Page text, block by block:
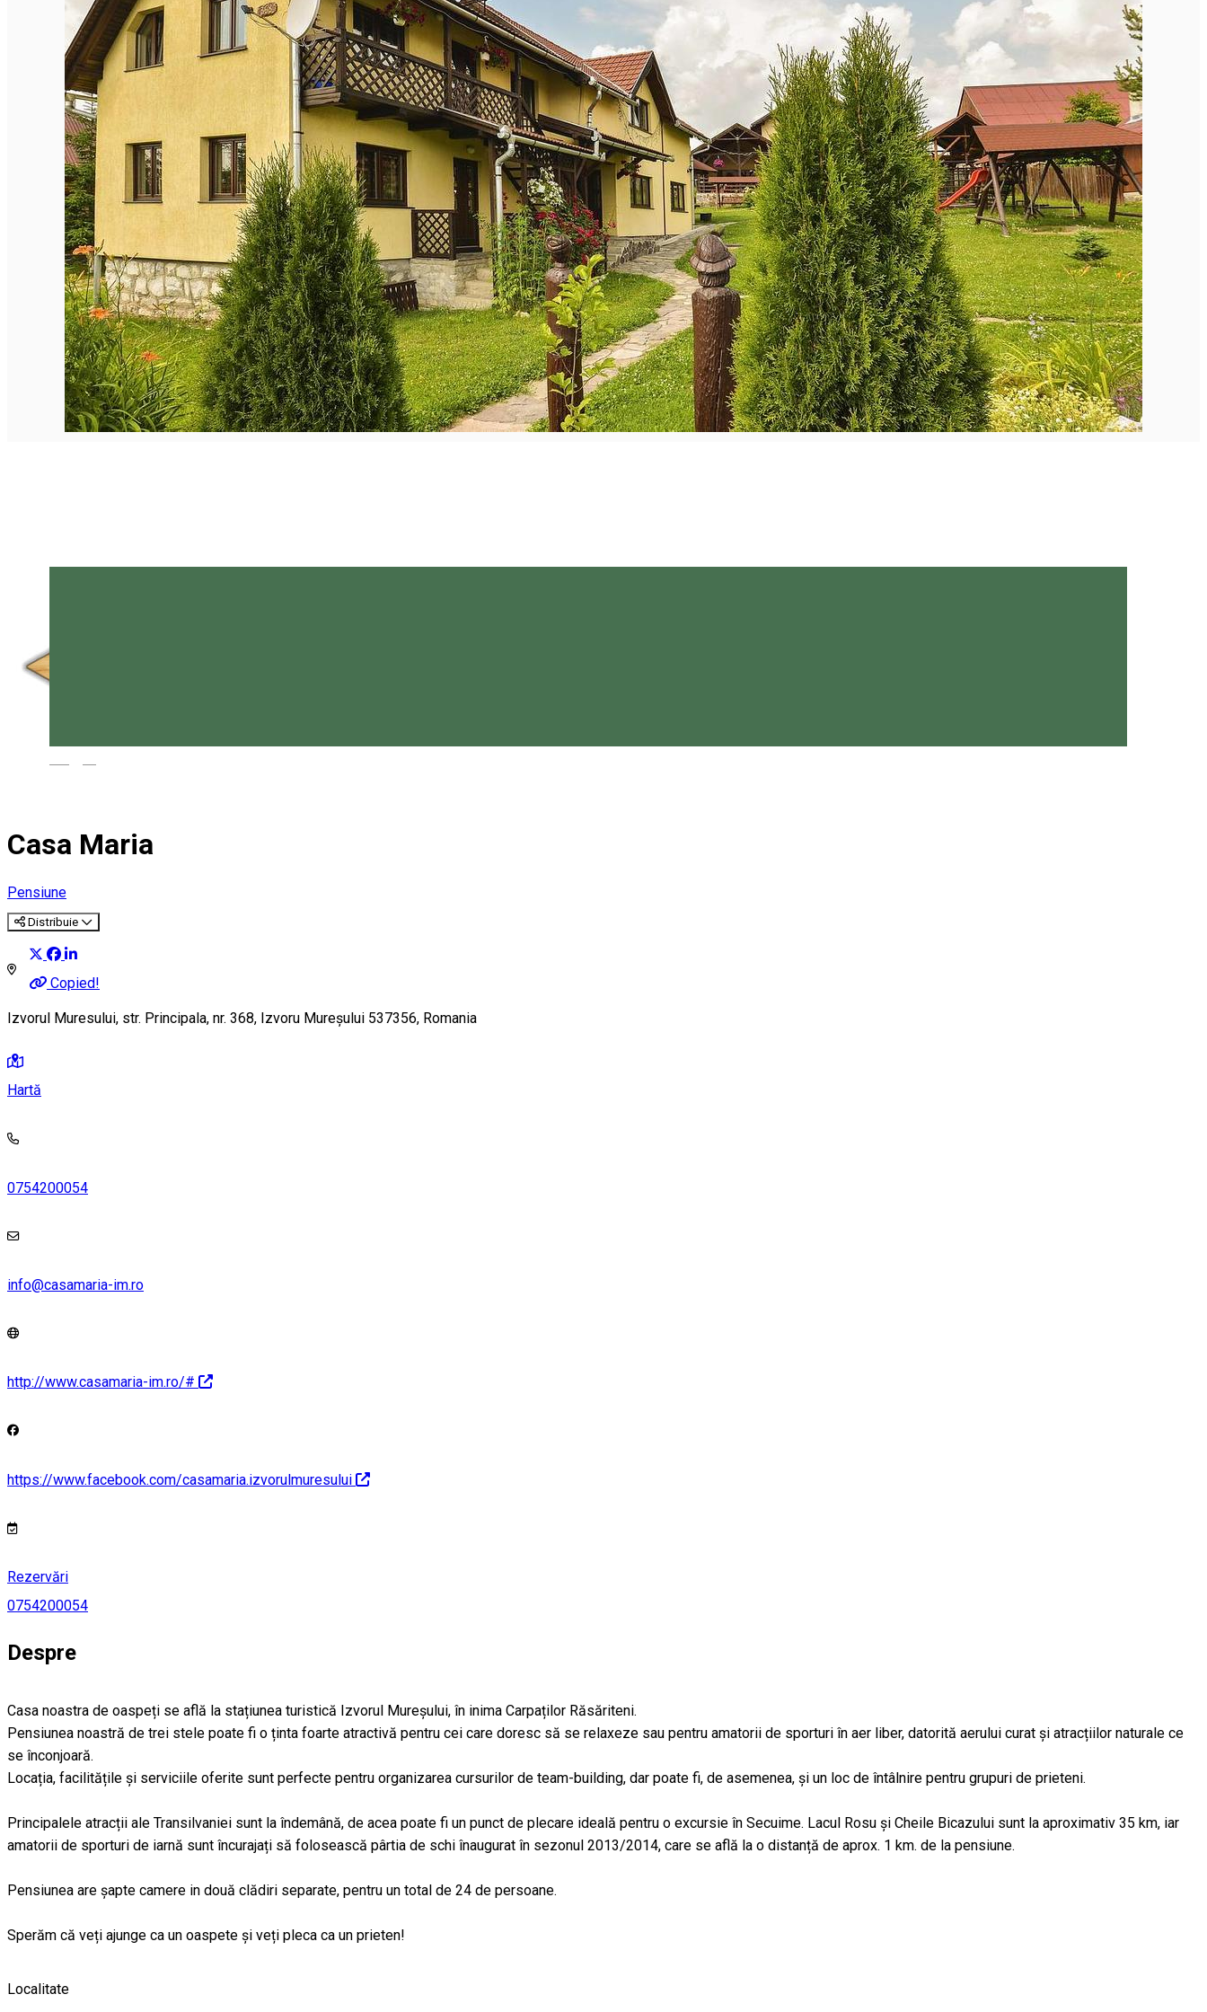
English
Închirieri de biciclete
Casa Maria
Pensiune
Distribuie
Copied!
Izvorul Muresului, str. Principala, nr. 368, Izvoru Mureșului 537356, Romania
Hartă
0754200054
info@casamaria-im.ro
http://www.casamaria-im.ro/#
https://www.facebook.com/casamaria.izvorulmuresului
Rezervări
0754200054
Despre
Casa noastra de oaspeți se află la stațiunea turistică Izvorul Mureșului, în inima Carpaților Răsăriteni.
Pensiunea noastră de trei stele poate fi o ținta foarte atractivă pentru cei care doresc să se relaxeze sau pentru amatorii de sporturi în aer liber, datorită aerului curat și atracțiilor naturale ce
se înconjoară.
Locația, facilitățile și serviciile oferite sunt perfecte pentru organizarea cursurilor de team-building, dar poate fi, de asemenea, și un loc de întâlnire pentru grupuri de prieteni.
Principalele atracții ale Transilvaniei sunt la îndemână, de acea poate fi un punct de plecare ideală pentru o excursie în Secuime. Lacul Rosu și Cheile Bicazului sunt la aproximativ 35 km, iar
amatorii de sporturi de iarnă sunt încurajați să folosească pârtia de schi înaugurat în sezonul 2013/2014, care se află la o distanță de aprox. 1 km. de la pensiune.
Pensiunea are șapte camere in două clădiri separate, pentru un total de 24 de persoane.
Sperăm că veți ajunge ca un oaspete și veți pleca ca un prieten!
Localitate